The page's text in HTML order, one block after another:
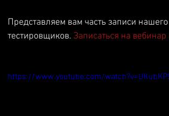
Представляем вам часть записи
тестировщиков. Записаться на
https://www.youtube.com/